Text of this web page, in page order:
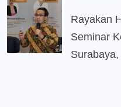
Rayakan
Seminar